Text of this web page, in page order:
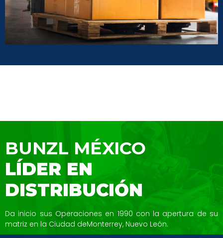
BUNZL MÉXICO
LÍDER EN
DISTRIBUCIÓN
Da inicio sus Operaciones en 1990 con la apertura de su
matriz en la Ciudad deMonterrey, Nuevo León.